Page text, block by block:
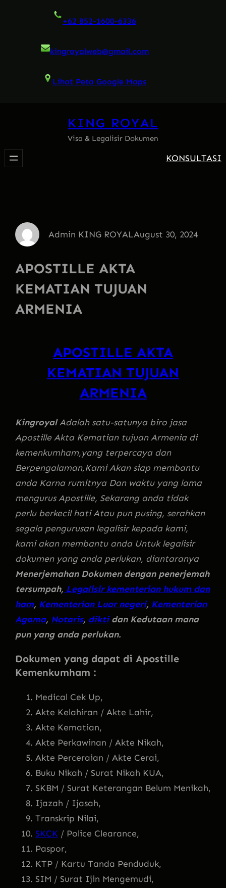
+62 852-1600-6336
kingroyalweb@gmail.com
Lihat Peta Google Maps
KING ROYAL
Visa & Legalisir Dokumen
KONSULTASI
Admin KING ROYALAugust 30, 2024
APOSTILLE AKTA
KEMATIAN TUJUAN
ARMENIA
APOSTILLE AKTA
KEMATIAN TUJUAN
ARMENIA
KingroyalAdalah satu-satunya biro jasa
Apostille Akta Kematian tujuan Armenia di
kemenkumham,yang terpercaya dan
Berpengalaman,Kami Akan siap membantu
anda Karna rumitnya Dan waktu yang lama
mengurus Apostille, Sekarang anda tidak
perlu berkecil hati Atau pun pusing, serahkan
segala pengurusan legalisir kepada kami,
kami akan membantu anda Untuk legalisir
dokumen yang anda perlukan, diantaranya
Menerjemahan Dokumen dengan penerjemah
tersumpah, Legalisir kementerian hukum dan
ham, Kementerian Luar negeri, Kementerian
Agama, Notaris, diktidan Kedutaan mana
pun yang anda perlukan.
Dokumen yang dapat di Apostille
Kemenkumham :
Medical Cek Up,
Akte Kelahiran / Akte Lahir,
Akte Kematian,
Akte Perkawinan / Akte Nikah,
Akte Perceraian / Akte Cerai,
Buku Nikah / Surat Nikah KUA,
SKBM / Surat Keterangan Belum Menikah,
Ijazah / Ijasah,
Transkrip Nilai,
SKCK / Police Clearance,
Paspor,
KTP / Kartu Tanda Penduduk,
SIM / Surat Ijin Mengemudi,